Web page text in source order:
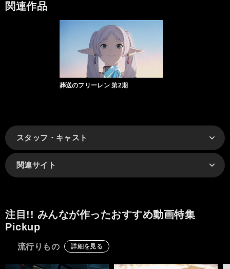
関連作品
葬送のフリーレン 第2期
スタッフ・キャスト
関連サイト
注目!! みんなが作ったおすすめ動画特集
Pickup
流行りもの 詳細を見る